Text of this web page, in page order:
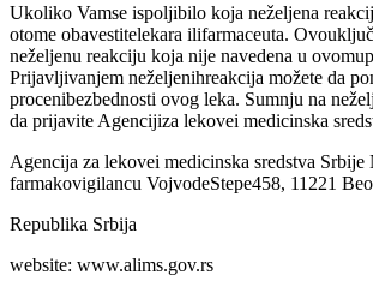
Ukoliko Vamse ispoljibilo koja neželjena
otome obavestitelekara ilifarmaceuta.
neželjenu reakciju koja nije navedena u
Prijavljivanjem neželjenihreakcija možete da
procenibezbednosti ovog leka. Sumnju na
da prijavite Agencijiza lekovei medicinska
Agencija za lekovei medicinska sredstva Srbije
farmakovigilancu VojvodeStepe458, 11221
Republika Srbija
website: www.alims.gov.rs